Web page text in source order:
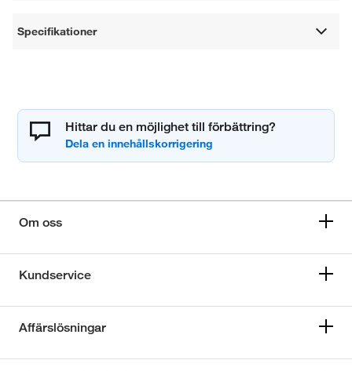
Specifikationer
Hittar du en möjlighet till förbättring?
Om oss
Kundservice
Affärslösningar